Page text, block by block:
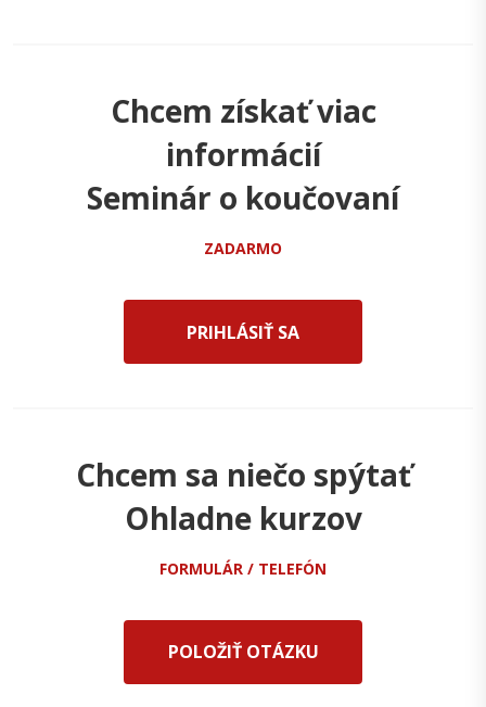
Chcem získať viac
informácií
Seminár o koučovaní
ZADARMO
PRIHLÁSIŤ SA
Chcem sa niečo spýtať
Ohladne kurzov
FORMULÁR / TELEFÓN
POLOŽIŤ OTÁZKU